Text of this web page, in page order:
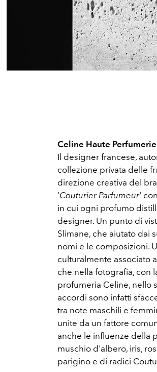
Celine Haute Perfumerie
Il designer francese,
collezione privata delle
direzione creativa del
‘Couturier Parfumeur'
in cui ogni profumo
designer. Un punto di
Slimane, che aiutato dai
nomi e le composizioni.
culturalmente associato
che nella fotografia, con
profumeria Celine, nello
accordi sono infatti
tra note maschili e
unite da un fattore
anche le influenze della
muschio d'albero, iris,
parigino e di radici